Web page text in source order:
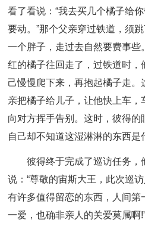
看了看说：“我去买几个橘子给
要动。”那个父亲穿过铁道，须
一个胖子，走过去自然要费事些
红的橘子往回走了，过铁道时，
己慢慢爬下来，再抱起橘子走
亲把橘子给儿子，让他快上车
向对方挥手告别。这时，彼得
自己却不知道这湿淋淋的东西
彼得终于完成了巡访任务
说：“尊敬的宙斯大王，此次巡
有许多值得留恋的东西，人间
一爱，也确非亲人的关爱莫属啊